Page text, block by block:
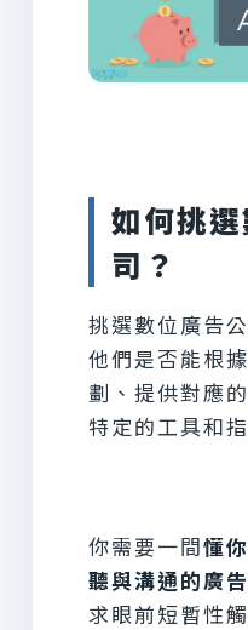
如何挑
司？
挑選數位廣告
他們是否能根
劃、提供對應
特定的工具和
你需要一間懂
聽與溝通的廣
求眼前短暫性